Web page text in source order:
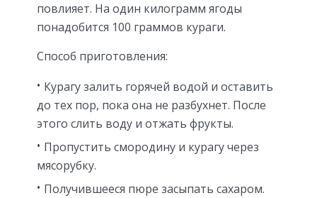
повлияет. На один килограмм ягоды
понадобится 100 граммов кураги.
Способ приготовления:
Курагу залить горячей водой и оставить
до тех пор, пока она не разбухнет. После
этого слить воду и отжать фрукты.
Пропустить смородину и курагу через
мясорубку.
Получившееся пюре засыпать сахаром.